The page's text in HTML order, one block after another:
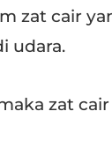
zat cair
udara.
zat cair